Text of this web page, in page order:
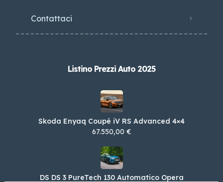
Contattaci
Listino Prezzi Auto 2025
Skoda Enyaq Coupé iV RS Advanced 4×4
67.550,00 €
DS DS 3 PureTech 130 Automatico Opera